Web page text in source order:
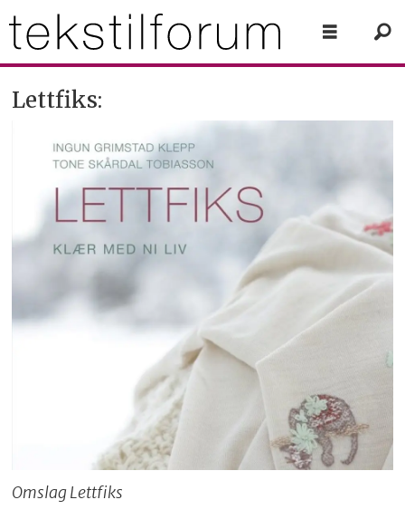
Lettfiks:
Omslag Lettfiks